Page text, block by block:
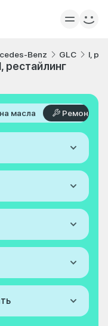
Benz GLC I,
рестайлинг
масла Ремонт